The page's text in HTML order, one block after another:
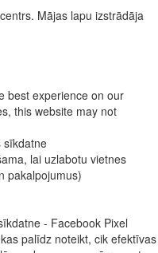
Mājas lapu izstrādāja
best experience on our
this website may not
sīkdatne
lai uzlabotu vietnes
pakalpojumus)
- Facebook Pixel
palīdz noteikt, cik efektīvas